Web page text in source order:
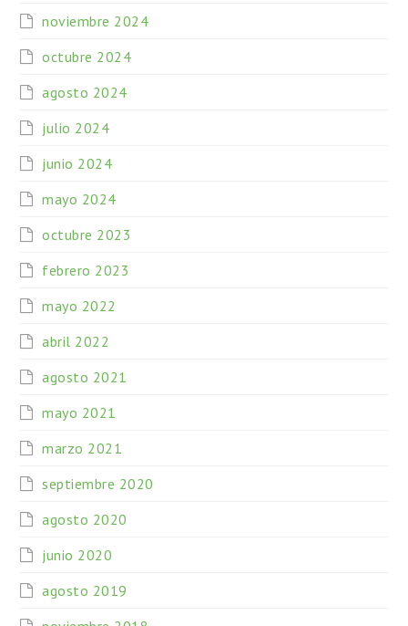
noviembre 2024
octubre 2024
agosto 2024
julio 2024
junio 2024
mayo 2024
octubre 2023
febrero 2023
mayo 2022
abril 2022
agosto 2021
mayo 2021
marzo 2021
septiembre 2020
agosto 2020
junio 2020
agosto 2019